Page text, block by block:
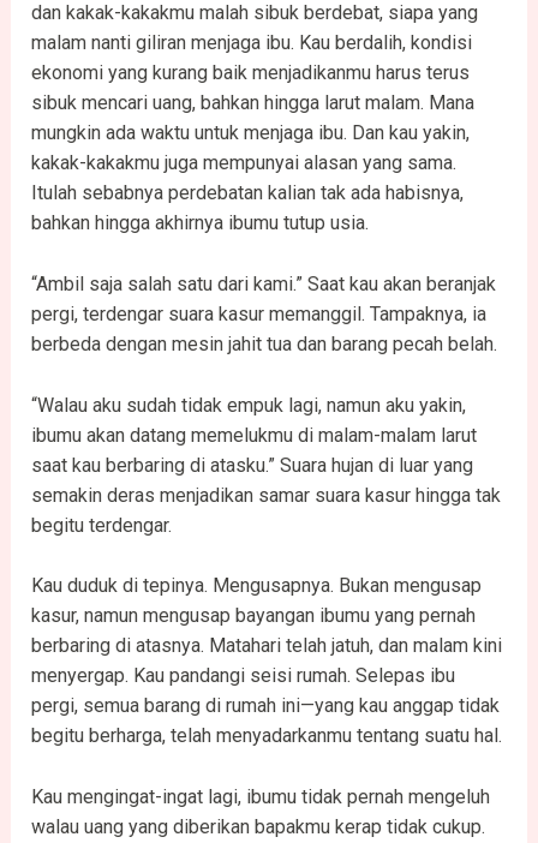
dan kakak-kakakmu malah sibuk berdebat, siapa yang
malam nanti giliran menjaga ibu. Kau berdalih, kondisi
ekonomi yang kurang baik menjadikanmu harus terus
sibuk mencari uang, bahkan hingga larut malam. Mana
mungkin ada waktu untuk menjaga ibu. Dan kau yakin,
kakak-kakakmu juga mempunyai alasan yang sama.
Itulah sebabnya perdebatan kalian tak ada habisnya,
bahkan hingga akhirnya ibumu tutup usia.
“Ambil saja salah satu dari kami.” Saat kau akan beranjak
pergi, terdengar suara kasur memanggil. Tampaknya, ia
berbeda dengan mesin jahit tua dan barang pecah belah.
“Walau aku sudah tidak empuk lagi, namun aku yakin,
ibumu akan datang memelukmu di malam-malam larut
saat kau berbaring di atasku.” Suara hujan di luar yang
semakin deras menjadikan samar suara kasur hingga tak
begitu terdengar.
Kau duduk di tepinya. Mengusapnya. Bukan mengusap
kasur, namun mengusap bayangan ibumu yang pernah
berbaring di atasnya. Matahari telah jatuh, dan malam kini
menyergap. Kau pandangi seisi rumah. Selepas ibu
pergi, semua barang di rumah ini—yang kau anggap tidak
begitu berharga, telah menyadarkanmu tentang suatu hal.
Kau mengingat-ingat lagi, ibumu tidak pernah mengeluh
walau uang yang diberikan bapakmu kerap tidak cukup.